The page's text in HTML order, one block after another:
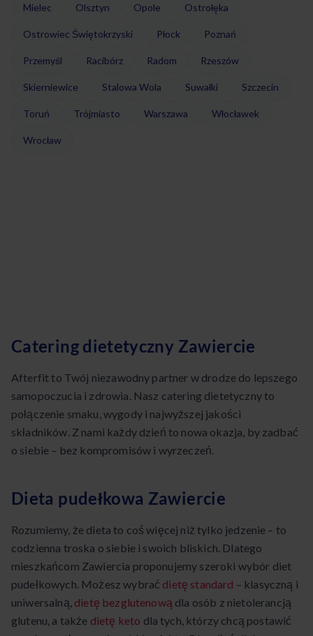
Mielec Olsztyn Opole Ostrołęka
Ostrowiec Świętokrzyski Płock Poznań
Przemyśl Racibórz Radom Rzeszów
Skierniewice Stalowa Wola Suwałki Szczecin
Toruń Trójmiasto Warszawa Włocławek
Wrocław
Catering dietetyczny Zawiercie
Afterfit to Twój niezawodny partner w drodze do lepszego
samopoczucia i zdrowia. Nasz catering dietetyczny to
połączenie smaku, wygody i najwyższej jakości
składników. Z nami każdy dzień to nowa okazja, by zadbać
o siebie – bez kompromisów i wyrzeczeń.
Dieta pudełkowa Zawiercie
Rozumiemy, że dieta to coś więcej niż tylko jedzenie – to
codzienna troska o siebie i swoich bliskich. Dlatego
mieszkańcom Zawiercia proponujemy szeroki wybór diet
pudełkowych. Możesz wybrać dietę standard – klasyczną i
uniwersalną, dietę bezglutenową dla osób z nietolerancją
glutenu, a także dietę keto dla tych, którzy chcą postawić